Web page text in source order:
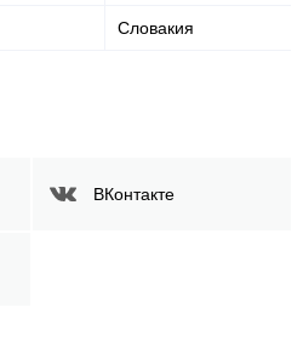
Словакия
ВКонтакте